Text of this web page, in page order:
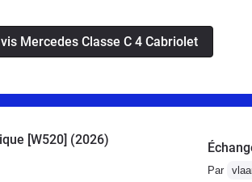
la plus proche , je tiens à préciser
km pour Mercedes il s'agit d'un véhicule
Mercedes Classe C 4 Cabriolet
[W520] (2026)
Par